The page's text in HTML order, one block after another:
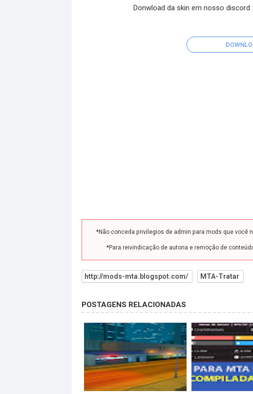
Donwload da skin em nosso
*Não conceda privilegios de admin para mods que
*Para reivindicação de autoria e remoção de
http://mods-mta.blogspot.com/ MTA-Tratar
POSTAGENS RELACIONADAS